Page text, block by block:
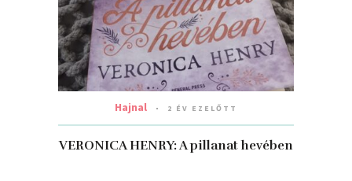
Hajnal 2 ÉV EZELŐTT
VERONICA HENRY: A pillanat hevében